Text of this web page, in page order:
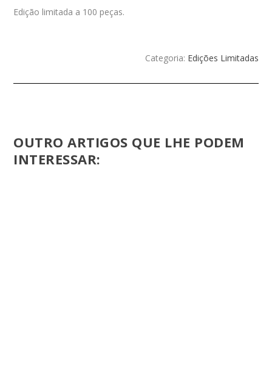
Edição limitada a 100 peças.
Categoria: Edições Limitadas
OUTRO ARTIGOS QUE LHE PODEM
INTERESSAR: